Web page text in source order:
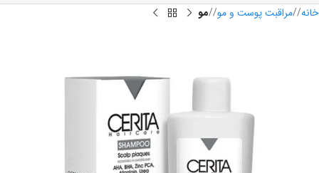
خانه/ مراقبت پوست و مو/ مو